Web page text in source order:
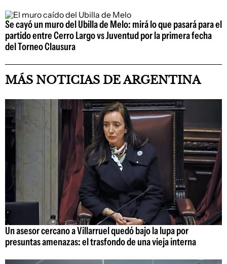
Se cayó un muro del Ubilla de Melo: mirá lo que pasará para el
partido entre Cerro Largo vs Juventud por la primera fecha
del Torneo Clausura
MÁS NOTICIAS DE ARGENTINA
Un asesor cercano a Villarruel quedó bajo la lupa por
presuntas amenazas: el trasfondo de una vieja interna